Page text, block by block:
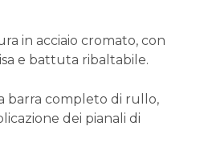
in acciaio cromato, con
e battuta ribaltabile.
barra completo di rullo,
dei pianali di